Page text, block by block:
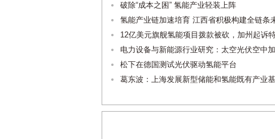
破除“成本之困” 氢能产业轻装上阵
氢能产业链加速培育 江西省积极构建全链条
12亿美元旗舰氢能项目拨款被砍，加州起诉
电力设备与新能源行业研究：太空光伏空中
松下在德国测试光伏驱动氢能平台
葛东波：上海发展新型储能和氢能既有产业